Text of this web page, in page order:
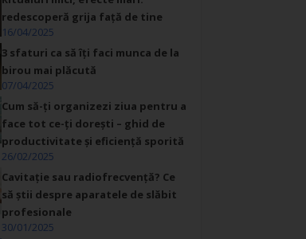
redescoperă grija față de tine
16/04/2025
3 sfaturi ca să îți faci munca de la
birou mai plăcută
07/04/2025
Cum să-ți organizezi ziua pentru a
face tot ce-ți dorești – ghid de
productivitate și eficiență sporită
26/02/2025
Cavitație sau radiofrecvență? Ce
să știi despre aparatele de slăbit
profesionale
30/01/2025